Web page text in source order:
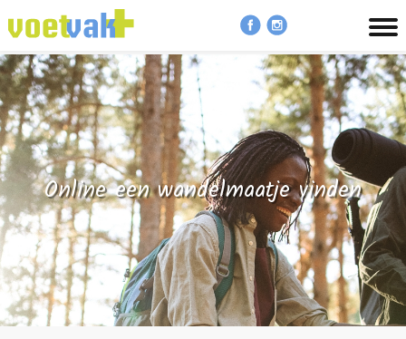
Online een wandelmaatje vinden